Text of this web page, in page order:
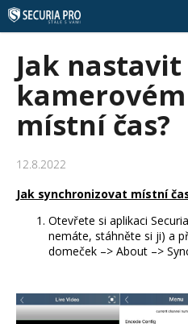
Přejít
na
obsah
Jak nastavit
místní čas?
12.8.2022
Jak synchronizovat místní
Otevřete si aplikaci
nemáte, stáhněte si ji) a
domeček –> About –>
K
o
C
o
p
t
ř
e